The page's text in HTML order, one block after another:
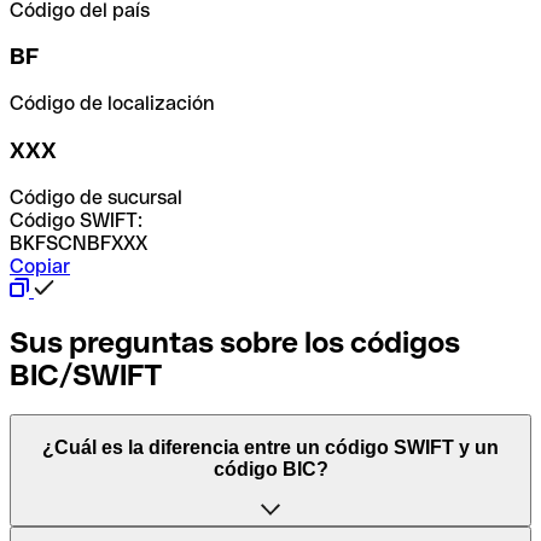
Código del país
BF
Código de localización
XXX
Código de sucursal
Código SWIFT:
BKFSCNBFXXX
Copiar
Sus preguntas sobre los códigos
BIC/SWIFT
¿Cuál es la diferencia entre un código SWIFT y un
código BIC?